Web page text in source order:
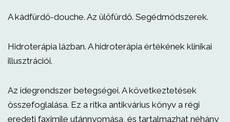
A kádfürdő-douche. Az ülőfürdő. Segédmódszerek.
Hidroterápia lázban. A hidroterápia értékének klinikai
illusztrációi.
Az idegrendszer betegségei. A következtetések
összefoglalása. Ez a ritka antikvárius könyv a régi
eredeti faximile utánnyomása, és tartalmazhat néhány